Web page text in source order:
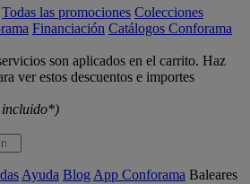
Todas las promociones Colecciones
Financiación Catálogos Conforama
son aplicados en el carrito. Haz
ver estos descuentos e importes
Ayuda Blog App Conforama Baleares